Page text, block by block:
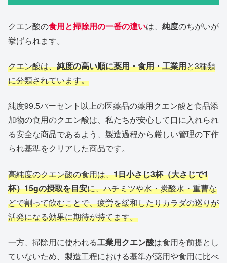
クエン酸の食用と掃除用の一番の違いは、 純度のちがいが
挙げられます。
クエン酸は、純度の高い順に薬用・食用・工業用と3種類
に分類されています。
純度99.5パーセント以上の医薬品の薬用クエン酸と食品添
加物の食用のクエン酸は、私たちが安心して口に入れられ
る安全な商品であるよう、製造過程から厳しい管理の下作
られ基準をクリアした商品です。
高純度のクエン酸の食用は、1日小さじ3杯（大さじで1
杯）15gの摂取を目安に、ハチミツや水・炭酸水・重曹な
どで割って飲むことで、疲労を緩和したりカラダの巡りが
活発になる効果に期待が持てます。
一方、掃除用に使われる工業用クエン酸は食用を前提とし
ていないため、製造工程における基準が薬用や食用に比べ